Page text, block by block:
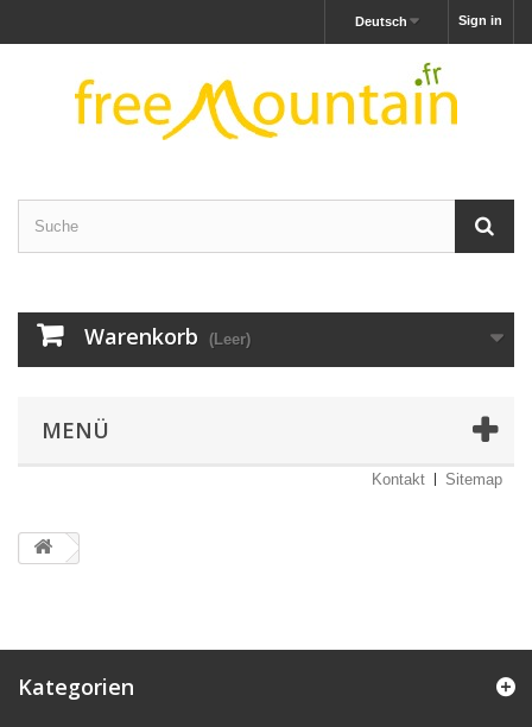
Sign in
Deutsch
Warenkorb (Leer)
MENÜ
Kontakt Sitemap
Kategorien